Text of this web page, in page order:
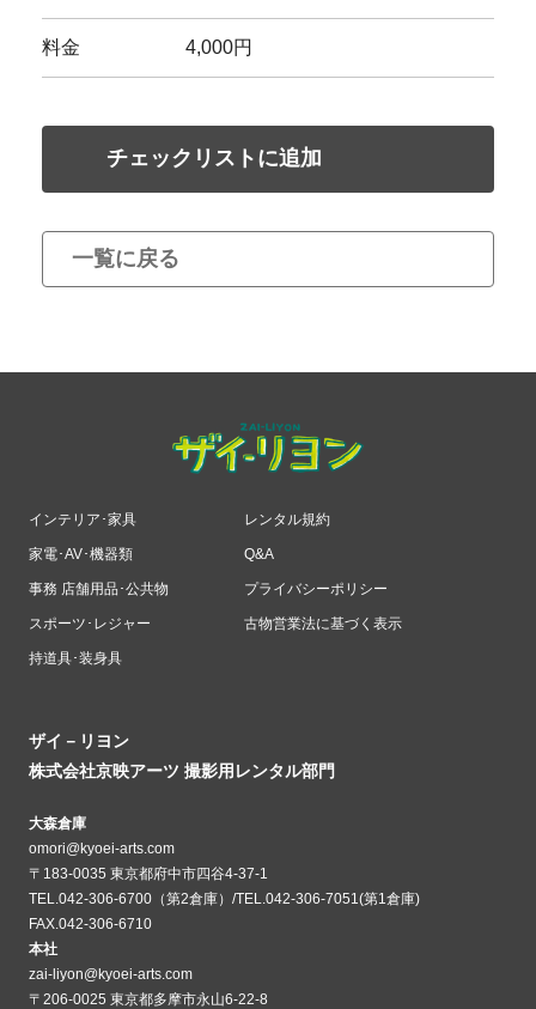
料金 4,000円
チェックリストに追加
一覧に戻る
インテリア･家具
家電･AV･機器類
事務 店舗用品･公共物
スポーツ･レジャー
持道具･装身具
レンタル規約
Q&A
プライバシーポリシー
古物営業法に基づく表示
ザイ－リヨン
株式会社京映アーツ 撮影用レンタル部門
大森倉庫
omori@kyoei-arts.com
〒183-0035 東京都府中市四谷4-37-1
TEL.042-306-6700（第2倉庫）/TEL.042-306-7051(第1倉庫)
FAX.042-306-6710
本社
zai-liyon@kyoei-arts.com
〒206-0025 東京都多摩市永山6-22-8